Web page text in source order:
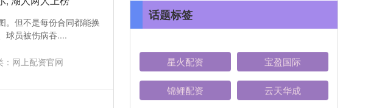
。但不是每份合同都能换
球员被伤病吞....
网上配资官网
话题标签
星火配资 宝盈国际
锦鲤配资 云天华成